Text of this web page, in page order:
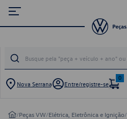
Nova Serrana Entre/registre-se
0
/Peças VW/Elétrica, Eletrônica e Ignição/